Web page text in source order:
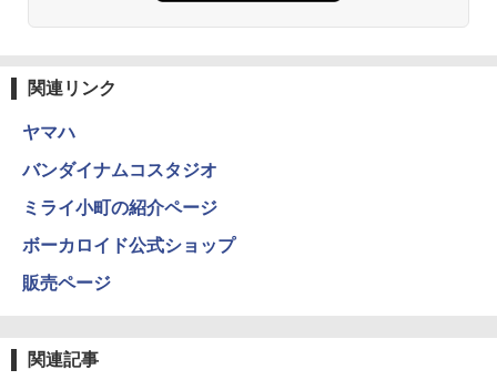
関連リンク
ヤマハ
バンダイナムコスタジオ
ミライ小町の紹介ページ
ボーカロイド公式ショップ
販売ページ
関連記事